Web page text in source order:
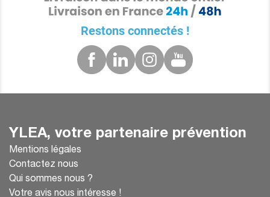
Restons connectés !
YLEA, votre partenaire prévention
Mentions légales
Contactez nous
Qui sommes nous ?
Votre avis nous intéresse !